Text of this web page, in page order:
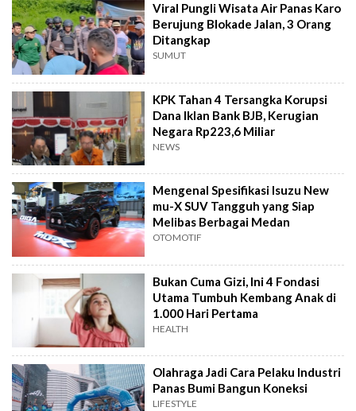
Viral Pungli Wisata Air Panas Karo
Berujung Blokade Jalan, 3 Orang
Ditangkap
SUMUT
KPK Tahan 4 Tersangka Korupsi
Dana Iklan Bank BJB, Kerugian
Negara Rp223,6 Miliar
NEWS
Mengenal Spesifikasi Isuzu New
mu-X SUV Tangguh yang Siap
Melibas Berbagai Medan
OTOMOTIF
Bukan Cuma Gizi, Ini 4 Fondasi
Utama Tumbuh Kembang Anak di
1.000 Hari Pertama
HEALTH
Olahraga Jadi Cara Pelaku Industri
Panas Bumi Bangun Koneksi
LIFESTYLE